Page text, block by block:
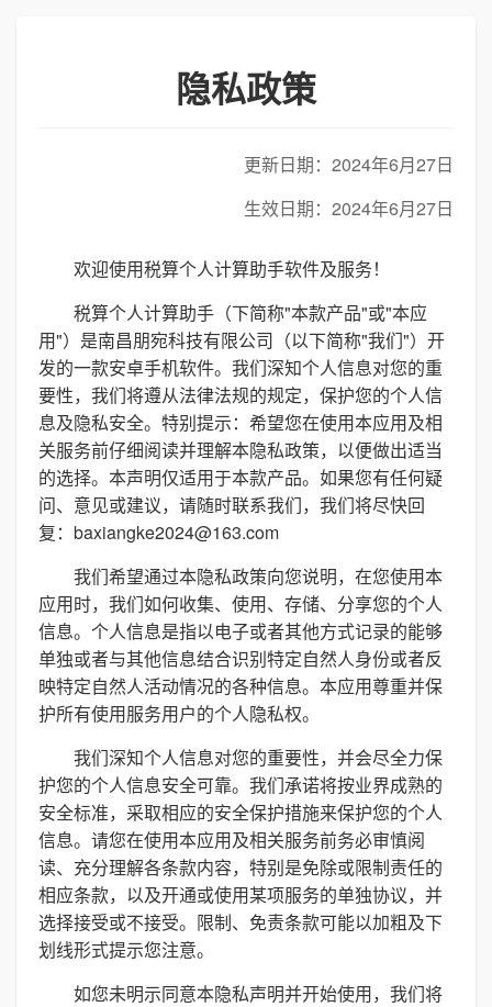
隐私政策
更新日期：2024年6月27日
生效日期：2024年6月27日
欢迎使用税算个人计算助手软件及服务！
税算个人计算助手（下简称"本款产品"或"本应
用"）是南昌朋宛科技有限公司（以下简称"我们"）开
发的一款安卓手机软件。我们深知个人信息对您的重
要性，我们将遵从法律法规的规定，保护您的个人信
息及隐私安全。特别提示：希望您在使用本应用及相
关服务前仔细阅读并理解本隐私政策，以便做出适当
的选择。本声明仅适用于本款产品。如果您有任何疑
问、意见或建议，请随时联系我们，我们将尽快回
复：baxiangke2024@163.com
我们希望通过本隐私政策向您说明，在您使用本
应用时，我们如何收集、使用、存储、分享您的个人
信息。个人信息是指以电子或者其他方式记录的能够
单独或者与其他信息结合识别特定自然人身份或者反
映特定自然人活动情况的各种信息。本应用尊重并保
护所有使用服务用户的个人隐私权。
我们深知个人信息对您的重要性，并会尽全力保
护您的个人信息安全可靠。我们承诺将按业界成熟的
安全标准，采取相应的安全保护措施来保护您的个人
信息。请您在使用本应用及相关服务前务必审慎阅
读、充分理解各条款内容，特别是免除或限制责任的
相应条款，以及开通或使用某项服务的单独协议，并
选择接受或不接受。限制、免责条款可能以加粗及下
划线形式提示您注意。
如您未明示同意本隐私声明并开始使用，我们将